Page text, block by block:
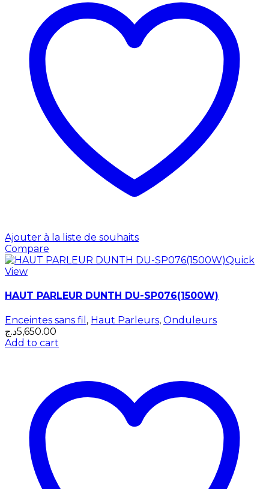
Ajouter à la liste de souhaits
Compare
Quick
View
HAUT PARLEUR DUNTH DU-SP076(1500W)
Enceintes sans fil , Haut Parleurs, Onduleurs
5,650.00د.ج
Add to cart